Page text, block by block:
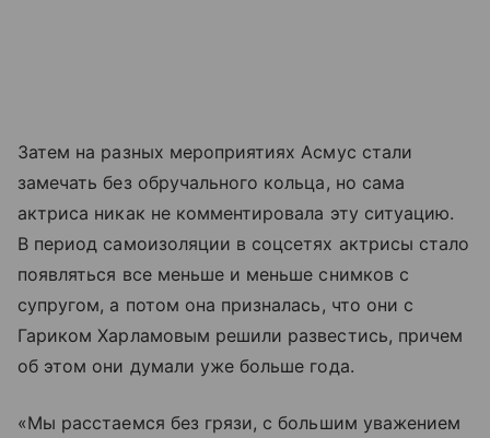
Затем на разных мероприятиях Асмус стали
замечать без обручального кольца, но сама
актриса никак не комментировала эту ситуацию.
В период самоизоляции в соцсетях актрисы стало
появляться все меньше и меньше снимков с
супругом, а потом она призналась, что они с
Гариком Харламовым решили развестись, причем
об этом они думали уже больше года.
«Мы расстаемся без грязи, с большим уважением